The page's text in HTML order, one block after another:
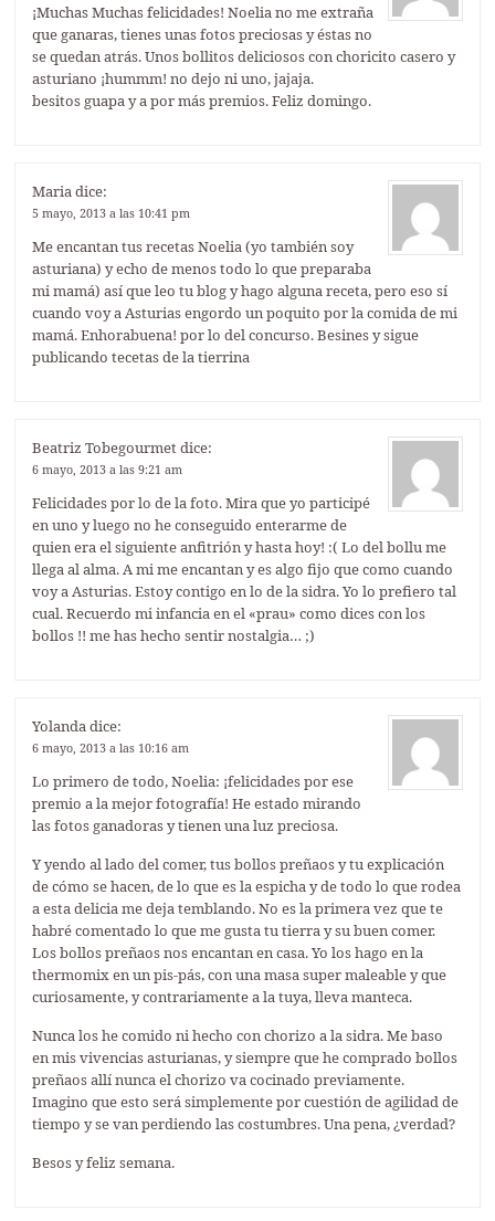
¡Muchas Muchas felicidades! Noelia no me extraña
que ganaras, tienes unas fotos preciosas y éstas no
se quedan atrás. Unos bollitos deliciosos con choricito casero y
asturiano ¡hummm! no dejo ni uno, jajaja.
besitos guapa y a por más premios. Feliz domingo.
Maria dice:
5 mayo, 2013 a las 10:41 pm
Me encantan tus recetas Noelia (yo también soy
asturiana) y echo de menos todo lo que preparaba
mi mamá) así que leo tu blog y hago alguna receta, pero eso sí
cuando voy a Asturias engordo un poquito por la comida de mi
mamá. Enhorabuena! por lo del concurso. Besines y sigue
publicando tecetas de la tierrina
Beatriz Tobegourmet dice:
6 mayo, 2013 a las 9:21 am
Felicidades por lo de la foto. Mira que yo participé
en uno y luego no he conseguido enterarme de
quien era el siguiente anfitrión y hasta hoy! :( Lo del bollu me
llega al alma. A mi me encantan y es algo fijo que como cuando
voy a Asturias. Estoy contigo en lo de la sidra. Yo lo prefiero tal
cual. Recuerdo mi infancia en el «prau» como dices con los
bollos !! me has hecho sentir nostalgia… ;)
Yolanda dice:
6 mayo, 2013 a las 10:16 am
Lo primero de todo, Noelia: ¡felicidades por ese
premio a la mejor fotografía! He estado mirando
las fotos ganadoras y tienen una luz preciosa.
Y yendo al lado del comer, tus bollos preñaos y tu explicación
de cómo se hacen, de lo que es la espicha y de todo lo que rodea
a esta delicia me deja temblando. No es la primera vez que te
habré comentado lo que me gusta tu tierra y su buen comer.
Los bollos preñaos nos encantan en casa. Yo los hago en la
thermomix en un pis-pás, con una masa super maleable y que
curiosamente, y contrariamente a la tuya, lleva manteca.
Nunca los he comido ni hecho con chorizo a la sidra. Me baso
en mis vivencias asturianas, y siempre que he comprado bollos
preñaos allí nunca el chorizo va cocinado previamente.
Imagino que esto será simplemente por cuestión de agilidad de
tiempo y se van perdiendo las costumbres. Una pena, ¿verdad?
Besos y feliz semana.